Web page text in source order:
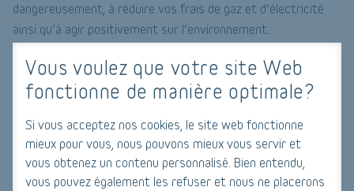
Vous voulez que votre site Web
fonctionne de manière optimale?
Si vous acceptez nos cookies, le site web fonctionne
mieux pour vous, nous pouvons mieux vous servir et
vous obtenez un contenu personnalisé. Bien entendu,
vous pouvez également les refuser et nous ne placerons
dangereusement, à réduire vos frais de gaz et d’électricité
ainsi qu’à agir positivement sur l’environnement.
Combien ça coûte ?
Le prix d’un audit Logement en Wallonie dépend des tarifs
appliqués par le prestataire auquel vous ferez appel. Il varie
entre 1.000 et 2.000 euros. Le montant des Primes
Habitationne sera pas supérieur à 70% du montant total
des factures.